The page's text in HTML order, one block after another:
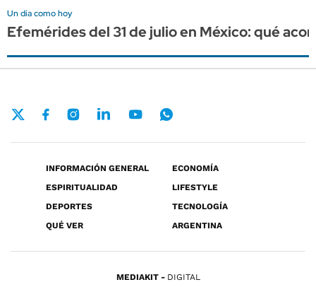
Un día como hoy
Efemérides del 31 de julio en México: qué
INFORMACIÓN GENERAL
ECONOMÍA
ESPIRITUALIDAD
LIFESTYLE
DEPORTES
TECNOLOGÍA
QUÉ VER
ARGENTINA
MEDIAKIT DIGITAL